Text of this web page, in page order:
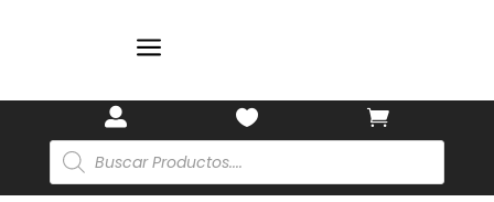
a
 

Búsqueda
de
productos